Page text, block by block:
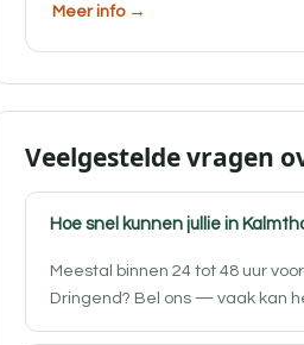
Meer info →
Veelgestelde vragen
Hoe snel kunnen jullie in
Meestal binnen 24 tot 48 uur
Dringend? Bel ons — vaak kan